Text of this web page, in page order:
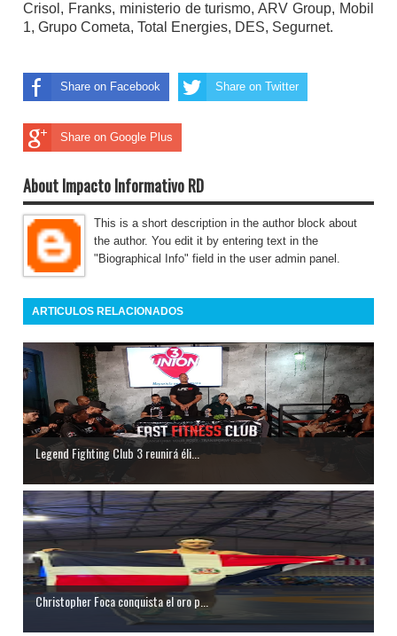
Crisol, Franks, ministerio de turismo, ARV Group, Mobil
1, Grupo Cometa, Total Energies, DES, Segurnet.
Share on Facebook Share on Twitter
Share on Google Plus
About Impacto Informativo RD
This is a short description in the author block about
the author. You edit it by entering text in the
"Biographical Info" field in the user admin panel.
ARTICULOS RELACIONADOS
Legend Fighting Club 3 reunirá éli...
Christopher Foca conquista el oro p...